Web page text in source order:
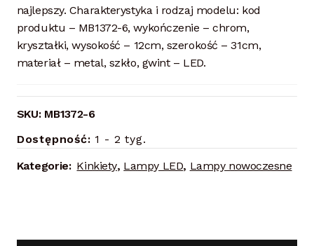
najlepszy. Charakterystyka i rodzaj modelu: kod
produktu – MB1372-6, wykończenie – chrom,
kryształki, wysokość – 12cm, szerokość – 31cm,
materiał – metal, szkło, gwint – LED.
SKU: MB1372-6
Dostępność: 1 - 2 tyg.
Kategorie: Kinkiety, Lampy LED, Lampy nowoczesne